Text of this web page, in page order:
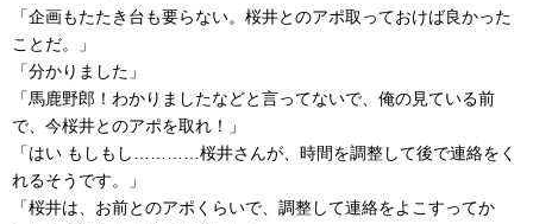
「企画もたたき台も要らない。桜井とのアポ取っておけば良かった
ことだ。」
「分かりました」
「馬鹿野郎！わかりましたなどと言ってないで、俺の見ている前
で、今桜井とのアポを取れ！」
「はい もしもし…………桜井さんが、時間を調整して後で連絡をく
れるそうです。」
「桜井は、お前とのアポくらいで、調整して連絡をよこすってか